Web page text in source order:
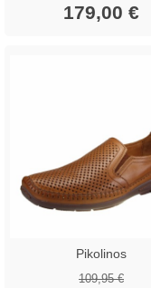
179,00 €
Pikolinos
109,95 €